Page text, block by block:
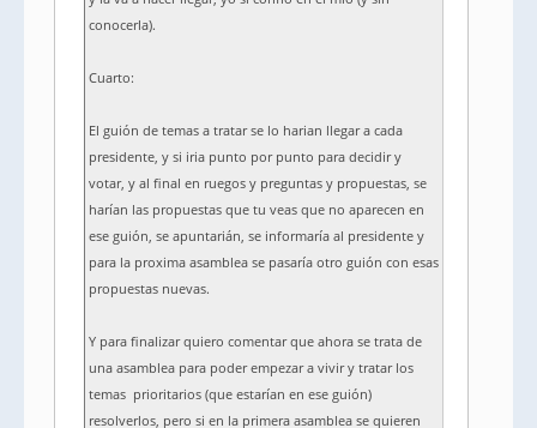
conocerla).
Cuarto:
El guión de temas a tratar se lo harian llegar a cada
presidente, y si iria punto por punto para decidir y
votar, y al final en ruegos y preguntas y propuestas, se
harían las propuestas que tu veas que no aparecen en
ese guión, se apuntarián, se informaría al presidente y
para la proxima asamblea se pasaría otro guión con esas
propuestas nuevas.
Y para finalizar quiero comentar que ahora se trata de
una asamblea para poder empezar a vivir y tratar los
temas prioritarios (que estarían en ese guión)
resolverlos, pero si en la primera asamblea se quieren